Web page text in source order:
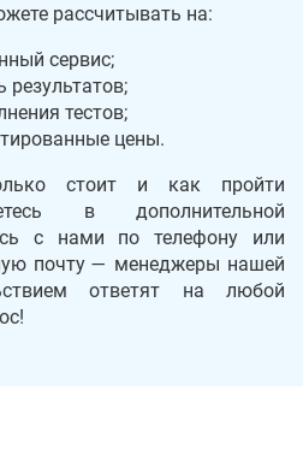
рассчитывать на:
сервис;
результатов;
тестов;
цены.
стоит и как пройти
в дополнительной
с нами по телефону или
почту — менеджеры нашей
ответят на любой